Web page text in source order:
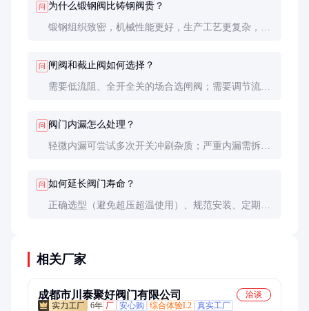
问 为什么锻钢阀比铸钢阀贵？
锻钢组织致密，机械性能更好，生产工艺更复杂，原
问 闸阀和截止阀如何选择？
需要低流阻、全开全关的场合选闸阀；需要调节流量
问 阀门内漏怎么处理？
轻微内漏可尝试多次开关冲刷杂质；严重内漏需拆解
问 如何延长阀门寿命？
正确选型（避免超压超温使用）、规范安装、定期维
相关厂家
成都市川泰聚好阀门有限公司
洽谈
6年 厂 安心购 综合体验L2 真实工厂